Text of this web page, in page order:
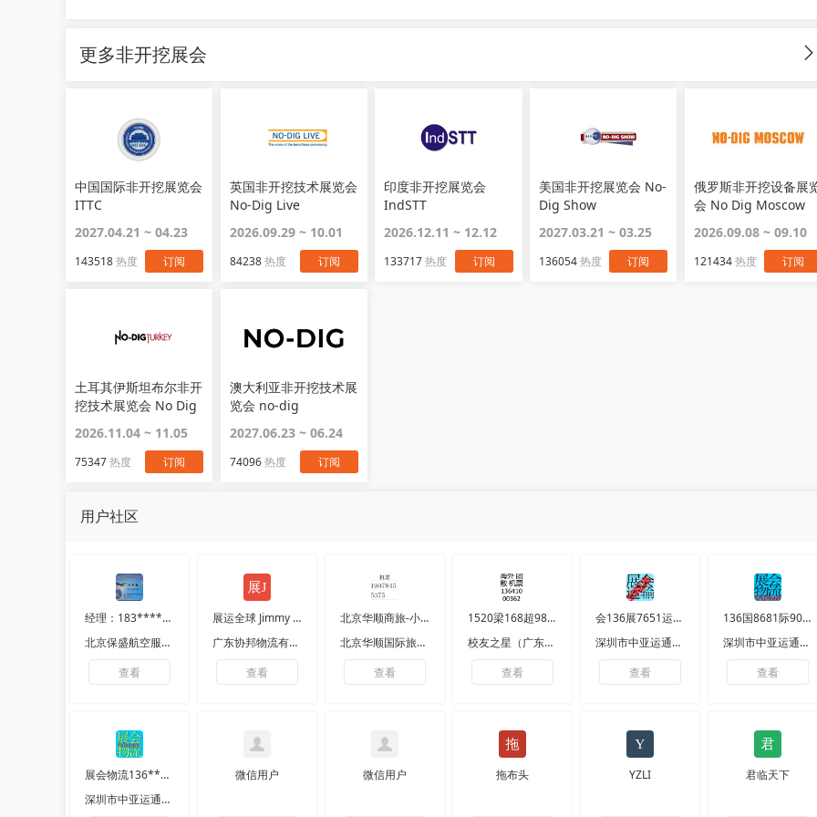
更多非开挖展会
中国国际非开挖展览会
ITTC
2027.04.21 ~ 04.23
143518热度 订阅
英国非开挖技术展览会
No-Dig Live
2026.09.29 ~ 10.01
84238热度 订阅
印度非开挖展览会
IndSTT
2026.12.11 ~ 12.12
133717热度 订阅
美国非开挖展览会 No-
Dig Show
2027.03.21 ~ 03.25
136054热度 订阅
俄罗斯非开挖设备展
会 No Dig Moscow
2026.09.08 ~ 09.10
121434热度 订阅
土耳其伊斯坦布尔非开
挖技术展览会 No Dig
2026.11.04 ~ 11.05
75347热度 订阅
澳大利亚非开挖技术展
览会 no-dig
2027.06.23 ~ 06.24
74096热度 订阅
用户社区
经理：183****1912
北京保盛航空服务有限公司
查看
展运全球 Jimmy 运
广东协邦物流有限公司
查看
北京华顺商旅-小梁
北京华顺国际旅行社有限公司
查看
1520梁168超9850
校友之星（广东）国际旅行社有限公司
查看
会136展7651运5390输
深圳市中亚运通展览服务有限公司
查看
136国8681际9023展会物流
深圳市中亚运通展览服务有限公司
查看
展会物流136****9023
深圳市中亚运通展览服务有限公司
微信用户 微信用户 拖布头 YZLI 君临天下